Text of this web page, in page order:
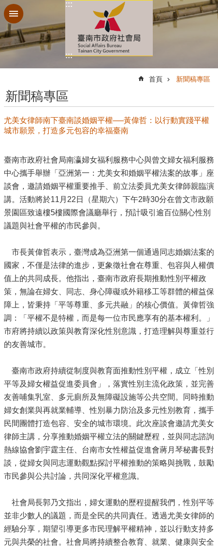
跳到主要內容區塊
:::
:::
首頁 新聞稿專區
新聞稿專區
尤美女律師南下臺南談婚姻平權──黃偉哲：以行動實踐平權
城市願景，打造多元包容的幸福臺南
臺南市政府社會局南瀛婦女福利服務中心與曾文婦女福利服務
中心攜手舉辦「亞洲第一：尤美女和婚姻平權法案的故事」座
談會，邀請婚姻平權重要推手、前立法委員尤美女律師親臨演
講。活動將於11月22日（星期六）下午2時30分在曾文市政願
景園區致遠樓5樓國際會議廳舉行，預計吸引逾百位關心性別
議題與社會平權的市民參與。
市長黃偉哲表示，臺灣成為亞洲第一個通過同志婚姻法案的
國家，不僅是法律的進步，更象徵社會在尊重、包容與人權價
值上的共同成長。他指出，臺南市政府長期推動性別平權政
策，無論在婦女、同志、身心障礙或外籍移工等群體的權益保
障上，皆秉持「平等尊重、多元共融」的核心價值。黃偉哲強
調：「平權不是特權，而是每一位市民應享有的基本權利。」
市府將持續以政策與教育深化性別意識，打造理解與尊重並行
的友善城市。
臺南市政府持續從制度與教育面推動性別平權，成立「性別
平等及婦女權益促進委員會」，落實性別主流化政策，並完善
友善哺集乳室、多元廁所及無障礙設施等公共空間。同時推動
婦女創業與再就業輔導、性別暴力防治及多元性別教育，攜手
民間團體打造包容、安全的城市環境。此次座談會邀請尤美女
律師主講，分享推動婚姻平權立法的關鍵歷程，並與同志諮詢
熱線協會劉宇霆主任、台南市女性權益促進會蔣月琴秘書長對
談，從婦女與同志運動觀點探討平權推動的策略與挑戰，鼓勵
市民參與公共討論，共同深化平權意識。
社會局長郭乃文指出，婦女運動的歷程提醒我們，性別平等
並非少數人的議題，而是全民的共同責任。透過尤美女律師的
經驗分享，期望引導更多市民理解平權精神，並以行動支持多
元與共榮的社會。社會局將持續整合教育、就業、健康與安全